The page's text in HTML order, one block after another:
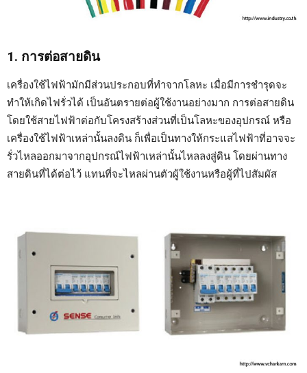
1. การต่อสายดิน
เครื่องใช้ไฟฟ้ามักมีส่วนประกอบที่ทำจากโลหะ เมื่อมีการชำรุดจะ
ทำให้เกิดไฟรั่วได้ เป็นอันตรายต่อผู้ใช้งานอย่างมาก การต่อสายดิน
โดยใช้สายไฟฟ้าต่อกับโครงสร้างส่วนที่เป็นโลหะของอุปกรณ์ หรือ
เครื่องใช้ไฟฟ้าเหล่านั้นลงดิน ก็เพื่อเป็นทางให้กระแสไฟฟ้าที่อาจจะ
รั่วไหลออกมาจากอุปกรณ์ไฟฟ้าเหล่านั้นไหลลงสู่ดิน โดยผ่านทาง
สายดินที่ได้ต่อไว้ แทนที่จะไหลผ่านตัวผู้ใช้งานหรือผู้ที่ไปสัมผัส